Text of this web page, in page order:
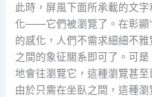
此時，屏風下面所承載的文
化——它們被瀏覽了。在彰顯
的感化，人們不需求細細不
之間的象征關系即可了。可
地會往瀏覽它，這種瀏覽甚
由於只需在坐臥之間，這種